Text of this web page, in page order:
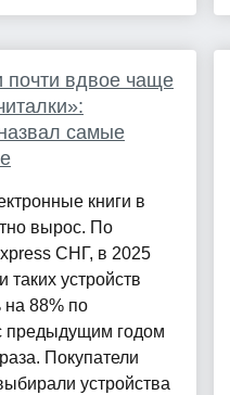
почти вдвое чаще
самые
книги в
вырос. По
СНГ, в 2025
таких устройств
на 88% по
предыдущим годом
Покупатели
устройства